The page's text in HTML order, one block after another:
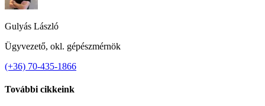
Gulyás László
Ügyvezető, okl. gépészmérnök
(+36) 70-435-1866
További cikkeink